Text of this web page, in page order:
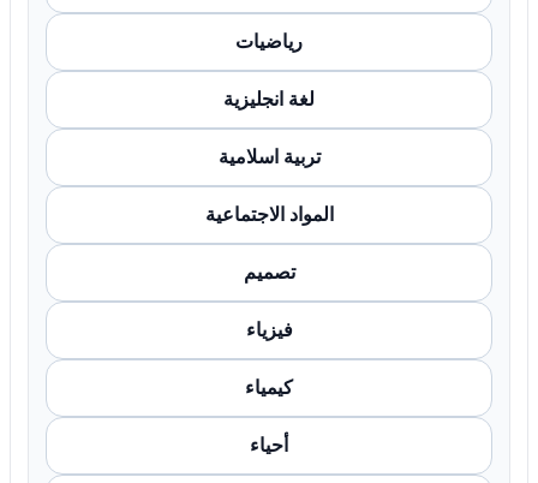
رياضيات
لغة انجليزية
تربية اسلامية
المواد الاجتماعية
تصميم
فيزياء
كيمياء
أحياء